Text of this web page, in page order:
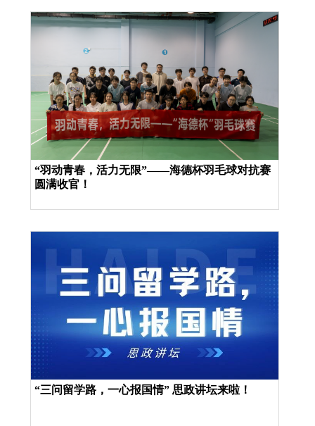
“羽动青春，活力无限”——海德杯羽毛球对抗赛
圆满收官！
“三问留学路，一心报国情” 思政讲坛来啦！